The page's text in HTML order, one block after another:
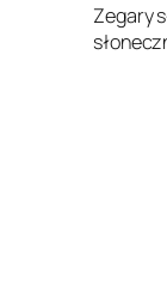
Zegary